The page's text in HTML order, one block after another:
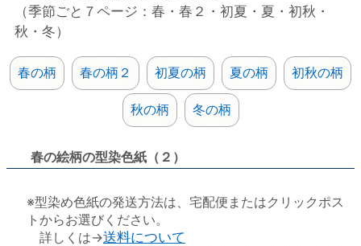
（季節ごと７ページ：春・春２・初夏・夏・初秋・
秋・冬）
春の柄 春の柄２ 初夏の柄 夏の柄 初秋の柄
秋の柄 冬の柄
春の絵柄の型染色紙（２）
※型染め色紙の発送方法は、宅配便またはクリックポス
トからお選びください。
詳しくは→送料について